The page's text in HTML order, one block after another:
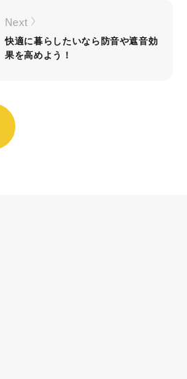
Next
快適に暮らしたいなら防音や遮音効
果を高めよう！